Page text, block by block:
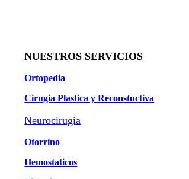
NUESTROS SERVICIOS
Ortopedia
Cirugia Plastica y Reconstuctiva
Neurocirugia
Otorrino
Hemostaticos